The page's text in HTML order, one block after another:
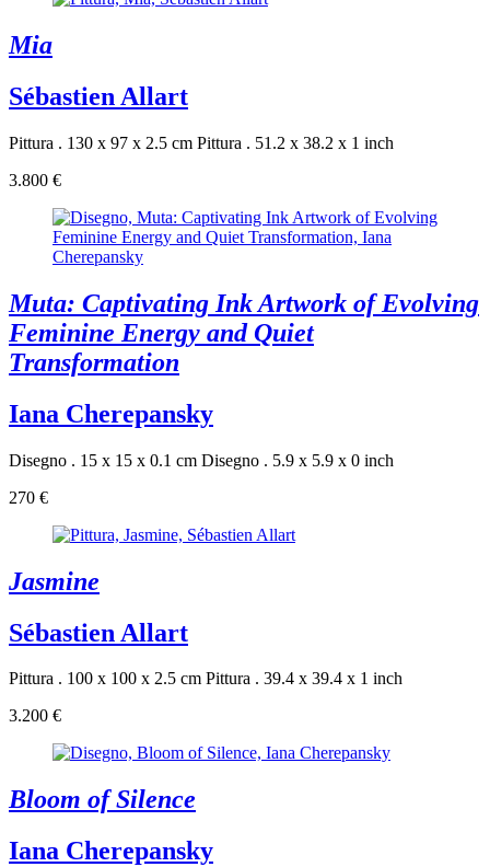
Mia
Sébastien Allart
Pittura . 130 x 97 x 2.5 cm Pittura . 51.2 x 38.2 x 1 inch
3.800 €
Muta: Captivating Ink Artwork of Evolving
Feminine Energy and Quiet
Transformation
Iana Cherepansky
Disegno . 15 x 15 x 0.1 cm Disegno . 5.9 x 5.9 x 0 inch
270 €
Jasmine
Sébastien Allart
Pittura . 100 x 100 x 2.5 cm Pittura . 39.4 x 39.4 x 1 inch
3.200 €
Bloom of Silence
Iana Cherepansky